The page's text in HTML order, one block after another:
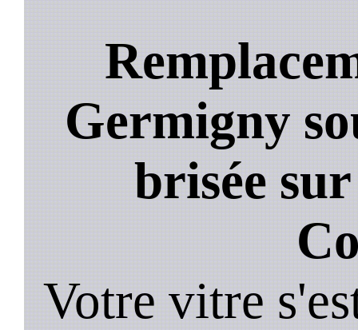
Germigny
brisée
Votre vitre